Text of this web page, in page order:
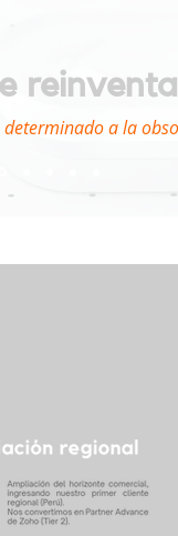
a la